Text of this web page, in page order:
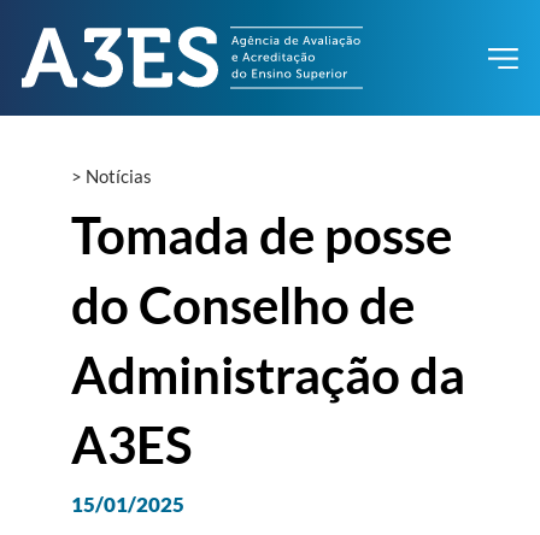
> Notícias
Tomada de posse
do Conselho de
Administração da
A3ES
15/01/2025